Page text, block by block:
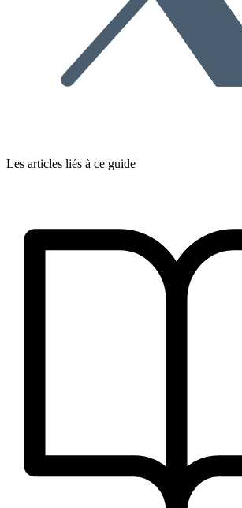
Les articles liés à ce guide